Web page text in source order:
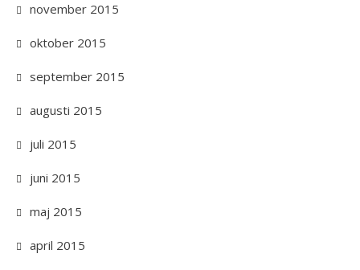
november 2015
oktober 2015
september 2015
augusti 2015
juli 2015
juni 2015
maj 2015
april 2015